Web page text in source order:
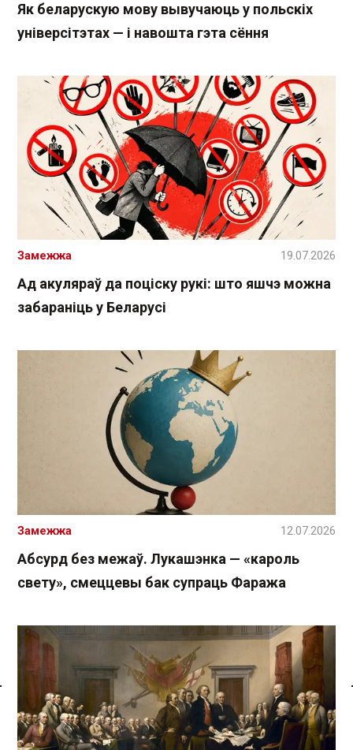
Спасылка без VPN
Як беларускую мову вывучаюць у польскіх
універсітэтах — і навошта гэта сёння
Ад акуляраў да поціску рукі: што яшчэ можна
забараніць у Беларусі
Замежжа 19.07.2026
Абсурд без межаў. Лукашэнка — «кароль
свету», смеццевы бак супраць Фаража
Замежжа 12.07.2026